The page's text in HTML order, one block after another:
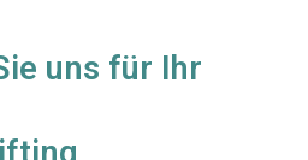
uns für Ihr